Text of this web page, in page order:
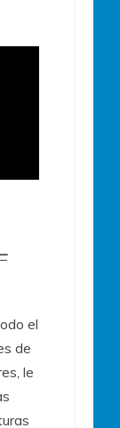
el
de
le